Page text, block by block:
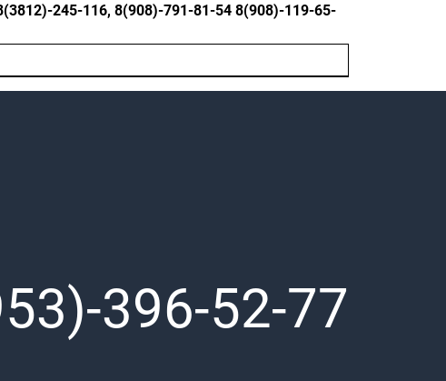
245-116, 8(908)-791-81-54 8(908)-119-65-
396-52-77